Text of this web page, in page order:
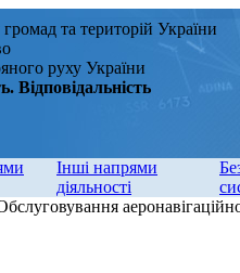
та територій України
руху України
Відповідальність
Інші напрями
діяльності